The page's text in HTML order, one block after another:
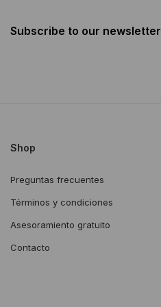
Subscribe to our newsletter
Shop
Preguntas frecuentes
Términos y condiciones
Asesoramiento gratuito
Contacto